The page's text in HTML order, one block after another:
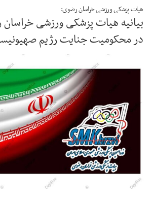
هیات پزشکی ورزشی خراسان رضوی:
بیانیه هیات پزشکی ورزشی
در محکومیت جنایت رژیم